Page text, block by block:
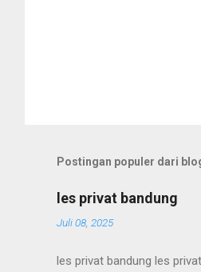
Postingan populer dari
les privat bandung
Juli 08, 2025
les privat bandung les